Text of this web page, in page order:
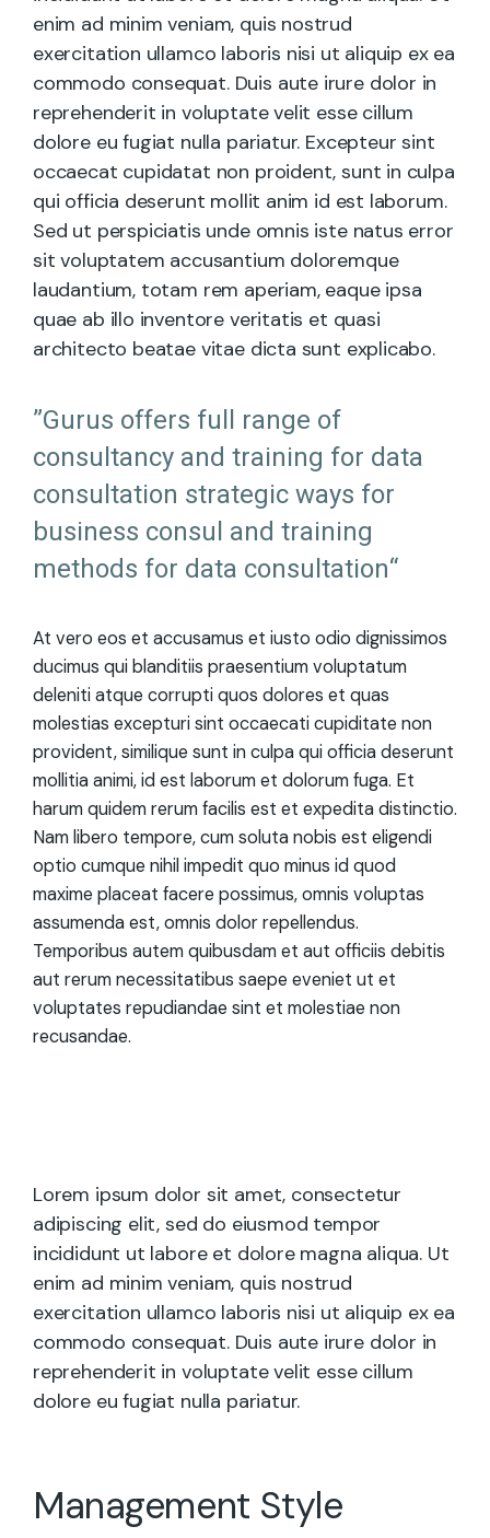
enim ad minim veniam, quis nostrud
exercitation ullamco laboris nisi ut aliquip ex ea
commodo consequat. Duis aute irure dolor in
reprehenderit in voluptate velit esse cillum
dolore eu fugiat nulla pariatur. Excepteur sint
occaecat cupidatat non proident, sunt in culpa
qui officia deserunt mollit anim id est laborum.
Sed ut perspiciatis unde omnis iste natus error
sit voluptatem accusantium doloremque
laudantium, totam rem aperiam, eaque ipsa
quae ab illo inventore veritatis et quasi
architecto beatae vitae dicta sunt explicabo.
”Gurus offers full range of
consultancy and training for data
consultation strategic ways for
business consul and training
methods for data consultation“
At vero eos et accusamus et iusto odio dignissimos
ducimus qui blanditiis praesentium voluptatum
deleniti atque corrupti quos dolores et quas
molestias excepturi sint occaecati cupiditate non
provident, similique sunt in culpa qui officia deserunt
mollitia animi, id est laborum et dolorum fuga. Et
harum quidem rerum facilis est et expedita distinctio.
Nam libero tempore, cum soluta nobis est eligendi
optio cumque nihil impedit quo minus id quod
maxime placeat facere possimus, omnis voluptas
assumenda est, omnis dolor repellendus.
Temporibus autem quibusdam et aut officiis debitis
aut rerum necessitatibus saepe eveniet ut et
voluptates repudiandae sint et molestiae non
recusandae.
Lorem ipsum dolor sit amet, consectetur
adipiscing elit, sed do eiusmod tempor
incididunt ut labore et dolore magna aliqua. Ut
enim ad minim veniam, quis nostrud
exercitation ullamco laboris nisi ut aliquip ex ea
commodo consequat. Duis aute irure dolor in
reprehenderit in voluptate velit esse cillum
dolore eu fugiat nulla pariatur.
Management Style